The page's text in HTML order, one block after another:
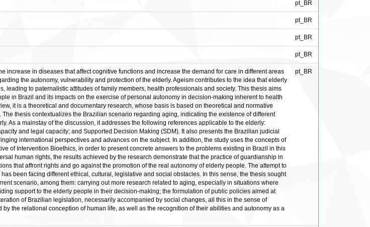
pt_BR
pt_BR
pt_BR
pt_BR
increase in diseases that affect cognitive functions and increase the demand for care in different areas
the autonomy, vulnerability and protection of the elderly. Ageism contributes to the idea that elderly
leading to paternalistic attitudes of family members, health professionals and society. This thesis aims
in Brazil and its impacts on the exercise of personal autonomy in decision-making inherent to health
it is a theoretical and documentary research, whose basis is based on theoretical and normative
thesis contextualizes the Brazilian scenario regarding aging, indicating the existence of different
As a mainstay of the discussion, it addresses the following references applicable to the elderly:
and legal capacity; and Supported Decision Making (SDM). It also presents the Brazilian judicial
international perspectives and advances on the subject. In addition, the study uses the concepts of
of Intervention Bioethics, in order to present concrete answers to the problems existing in Brazil in this
human rights, the results achieved by the research demonstrate that the practice of guardianship in
that affront rights and go against the promotion of the real autonomy of elderly people. The attempt to
been facing different ethical, cultural, legislative and social obstacles. In this sense, the thesis sought
scenario, among them: carrying out more research related to aging, especially in situations where
support to the elderly people in their decision-making; the formulation of public policies aimed at
of Brazilian legislation, necessarily accompanied by social changes, all this in the sense of
the relational conception of human life, as well as the recognition of their abilities and autonomy as a
pt_BR